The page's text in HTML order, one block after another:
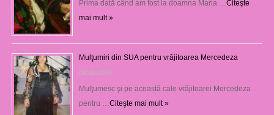
Prima dată când am fost la doamna Maria … Citeşte
mai mult »
Mulţumiri din SUA pentru vrăjitoarea Mercedeza
08/08/2026
Mulţumesc şi pe această cale vrăjitoarei Mercedeza
pentru … Citeşte mai mult »